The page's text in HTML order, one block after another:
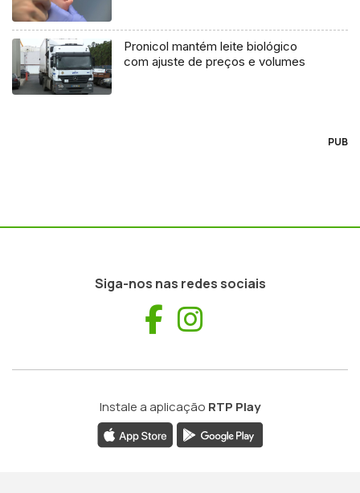
Pronicol mantém leite biológico
com ajuste de preços e volumes
PUB
Siga-nos nas redes sociais
Facebook
Instale a aplicação RTP Play